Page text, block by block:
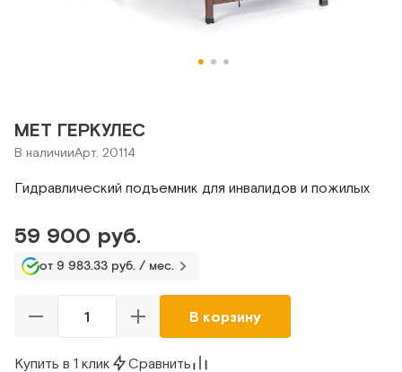
MET ГЕРКУЛЕС
В наличииАрт. 20114
Гидравлический подъемник для инвалидов и пожилых
59 900 руб.
от 9 983.33 руб. / мес.
В корзину
Купить в 1 клик Сравнить